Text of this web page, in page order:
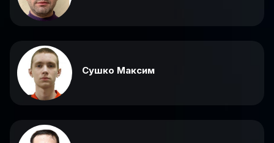
Сушко Максим